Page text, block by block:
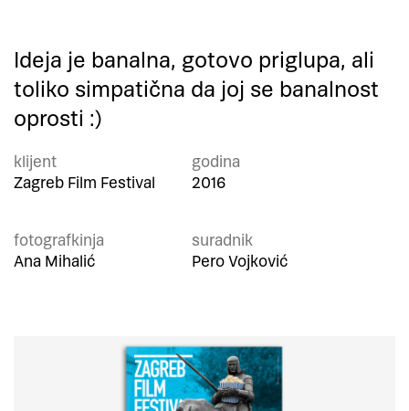
Ideja je banalna, gotovo priglupa, ali
toliko simpatična da joj se banalnost
oprosti :)
klijent
Zagreb Film Festival
godina
2016
fotografkinja
Ana Mihalić
suradnik
Pero Vojković